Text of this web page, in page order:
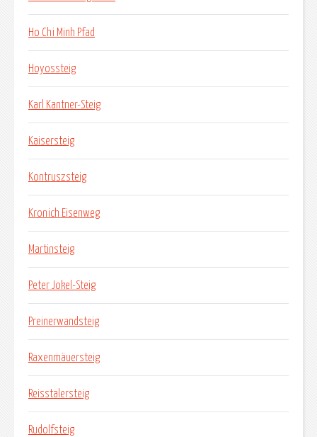
Ho Chi Minh Pfad
Hoyossteig
Karl Kantner-Steig
Kaisersteig
Kontruszsteig
Kronich Eisenweg
Martinsteig
Peter Jokel-Steig
Preinerwandsteig
Raxenmäuersteig
Reisstalersteig
Rudolfsteig